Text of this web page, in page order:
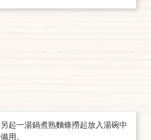
另起一湯鍋煮熟麵條撈起放入湯碗中
備用。